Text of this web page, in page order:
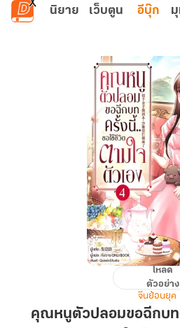
ข้ามไปยังเนื้อหาหลัก
นิยาย เว็บตูน อีบุ๊ก
ตัว
โหลด
ตัวอย่าง
จีนย้อนยุค
คุณหนูตัวปลอมขอฉีกบท